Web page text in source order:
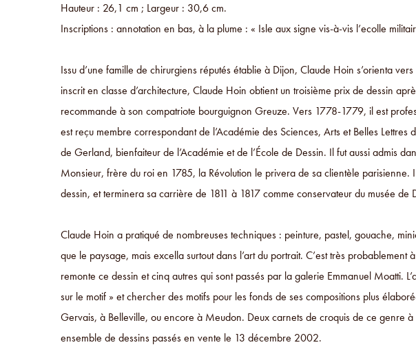
Hauteur : 26,1 cm ; Largeur : 30,6 cm.
Inscriptions : annotation en bas, à la plume : « Isle aux signe vis-à-vis l’ecolle
Issu d’une famille de chirurgiens réputés établie à Dijon, Claude Hoin s’orienta
inscrit en classe d’architecture, Claude Hoin obtient un troisième prix de dessin
recommande à son compatriote bourguignon Greuze. Vers 1778-1779, il est
est reçu membre correspondant de l’Académie des Sciences, Arts et Belles
de Gerland, bienfaiteur de l’Académie et de l’École de Dessin. Il fut aussi admis
Monsieur, frère du roi en 1785, la Révolution le privera de sa clientèle
dessin, et terminera sa carrière de 1811 à 1817 comme conservateur du musée de
Claude Hoin a pratiqué de nombreuses techniques : peinture, pastel, gouache,
que le paysage, mais excella surtout dans l’art du portrait. C’est très
remonte ce dessin et cinq autres qui sont passés par la galerie Emmanuel Moatti.
sur le motif » et chercher des motifs pour les fonds de ses compositions plus
Gervais, à Belleville, ou encore à Meudon. Deux carnets de croquis de ce genre
ensemble de dessins passés en vente le 13 décembre 2002.